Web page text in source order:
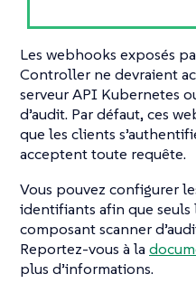
Les webhooks exposés
Controller ne devraient
serveur API Kubernetes
d’audit. Par défaut, ces
que les clients
acceptent toute requête.
Vous pouvez configurer
identifiants afin que seuls
composant scanner
Reportez-vous à la
plus d’informations.